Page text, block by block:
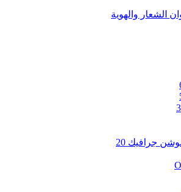
الشعار والهوية
جرافيك 20